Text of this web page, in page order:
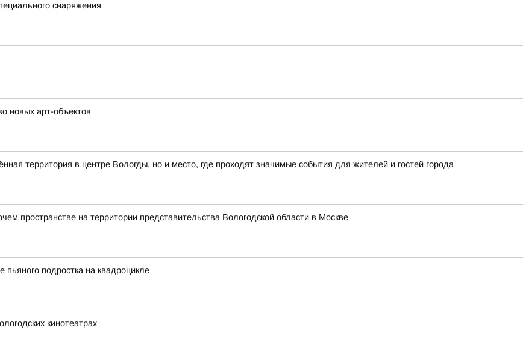
снаряжения
новых арт-объектов
территория в центре Вологды, но и место, где проходят значимые события для жителей и гостей города
пространстве на территории представительства Вологодской области в Москве
подростка на квадроцикле
кинотеатрах